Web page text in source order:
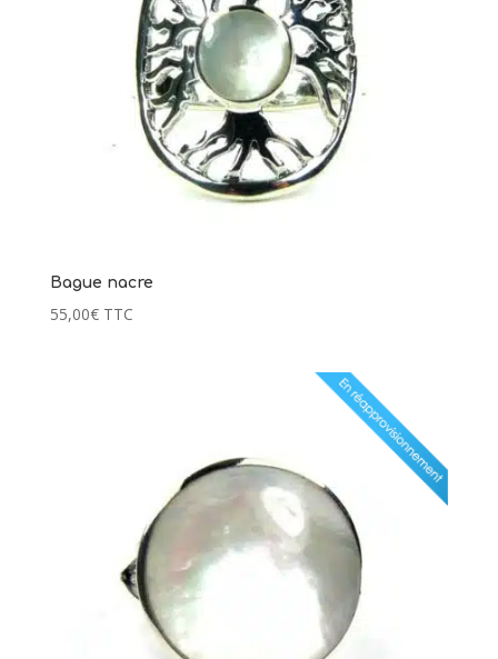
Bague nacre
55,00€ TTC